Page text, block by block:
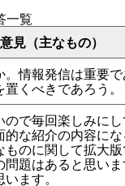
一覧
見（主なもの）
情報発信は重要
くべきであろう。
で毎回楽しみに
な紹介の内容に
のに関して拡大
題はあると思い
ます。